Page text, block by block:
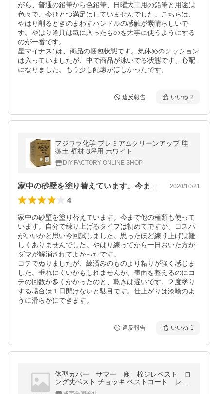
がら、普通の鉛筆から色鉛筆、日曜大工用の鉛筆と用途は
色々で、今ひとつ満足はしていませんでした。こちらは、
やはり削るときのまわすハンドルの感触が素晴らしいで
す。やはり道具は気に入ったものを大事に使うようにする
のが一番です。
星マイナス1は、商品の梱包状態です。気休めのクッション
は入っていましたが、中で商品が泳いでる状態です、心配
になりました。もう少し配慮がほしかったです。
違反報告 いいね 2
フジワラ化学 プレミアムクリーンアップ 珪
藻土 壁材 3坪用 ホワイト
DIY FACTORY ONLINE SHOP
家中の砂壁を塗り替えています。今まで他… 2020/10/21
4
家中の砂壁を塗り替えています。今まで他の種類も使って
います。自分で練り上げるタイプは初めてですが、コスパ
がいいかと思い今回試しました。思ったほど練り上げは難
しくありませんでした。やはり練ってから一日おいた方が
ダマが解消されてよかったです。
コテでぬりましたが、練済みのものより粘りが強く感じま
した。垂れにくいかもしれませんが、表面を整えるのにコ
テの回数が多くかかったのと、乾きは遅いです。２度塗り
する場合は１日開けないと駄目です。仕上がりは漆喰のよ
うに滑らかにできます。
違反報告 いいね 1
体型カバー サマー 麻 棉ジレベスト ロ
ング丈ベスト チョッキ ベストコート レデ
ィース無地 魅力溢れ 春秋夏ファッション